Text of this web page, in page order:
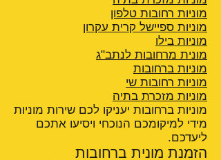
מוניות רחובות טלפון
מוניות ספיישל קרית עקרון
מוניות בילו
מונית מרחובות לנתב"ג
מוניות ברחובות
מוניות רחובות שי
מוניות מזכרת בתיה
מוניות ברחובות יעניקו לכם שירות מוניות
מידי למיקומכם הנוכחי ויסיעו אתכם
ליעדכם.
הזמנת מונית ברחובות